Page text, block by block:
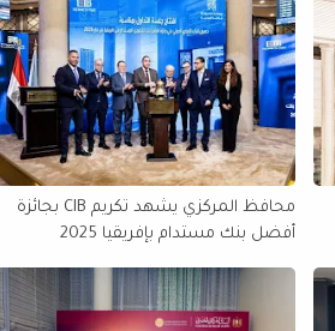
محافظ المركزي يشهد تكريم CIB بجائزة
أفضل بنك مستدام بإفريقيا 2025